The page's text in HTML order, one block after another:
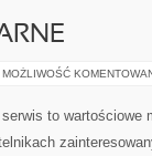
MOŻLIWOŚĆ
serwis to wartościowe